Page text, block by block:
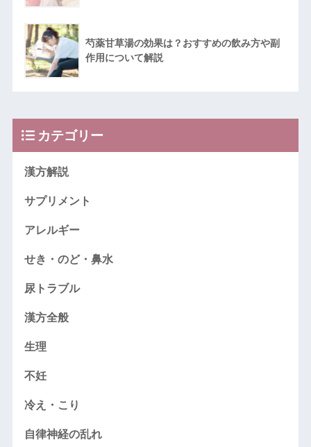
芍薬甘草湯の効果は？おすすめの飲み方や副
作用について解説
カテゴリー
漢方解説
サプリメント
アレルギー
せき・のど・鼻水
尿トラブル
漢方全般
生理
不妊
冷え・こり
自律神経の乱れ